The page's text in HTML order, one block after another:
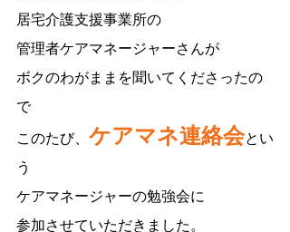
居宅介護支援事業所の
管理者ケアマネージャーさんが
ボクのわがままを聞いてくださったの
で
このたび、 ケアマネ連絡会とい
う
ケアマネージャーの勉強会に
参加させていただきました。